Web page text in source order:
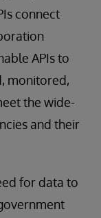
connect
APIs to
monitored,
the wide-
and their
for data to